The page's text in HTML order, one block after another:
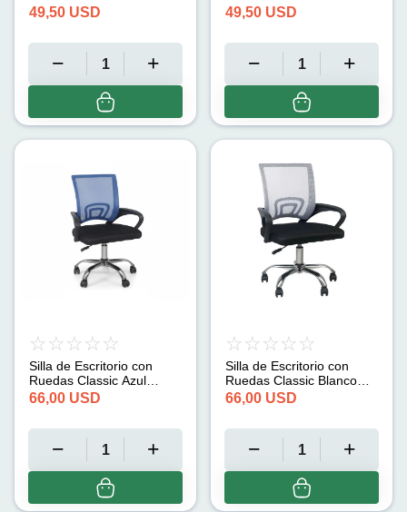
(45cmx43cmx88cm)
49,50 USD
(45cmx43cmx88cm)
49,50 USD
Silla de Escritorio con
Ruedas Classic Azul
Thinia Home
(95x65x52cm)
66,00 USD
Silla de Escritorio con
Ruedas Classic Blanco
Thinia Home
(95x65x52cm)
66,00 USD